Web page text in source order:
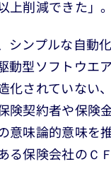
上削減できた」。
シンプルな自動
動型ソフトウエ
化されていない
険契約者や保険
意味論的意味を
る保険会社のＣ